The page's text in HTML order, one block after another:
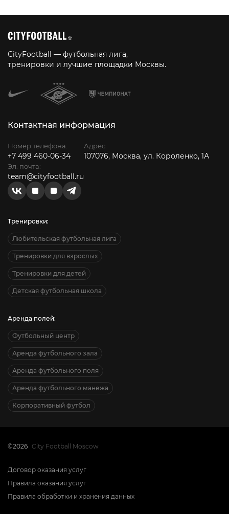
CityFootball — футбольная лига,
тренировки и лучшие площадки Москвы.
Контактная информация
Номер телефона:
+7 499 460-06-34
Эл. почта:
team@cityfootball.ru
Адрес:
107076, Москва, ул. Короленко, 1А
Тренировки:
Любительская футбольная лига
Тренировки для взрослых
Тренировки для детей
Детская футбольная школа
Аренда полей:
Футбольный центр
Аренда футбольного зала
Аренда футбольного поля
Аренда футбольного манежа
Корпоративный футбол
©2026 City Football Moscow
Договор оказания услуг
Правила оказания услуг
Правила обработки и хранения данных